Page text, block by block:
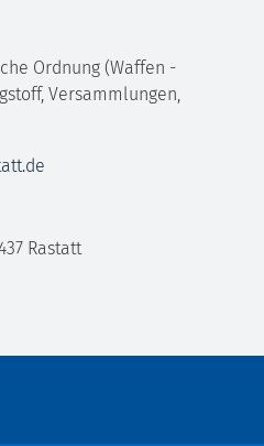
Ordnung (Waffen -
Versammlungen,
Rastatt